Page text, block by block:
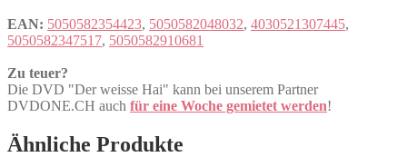
EAN: 5050582354423, 5050582048032, 4030521307445,
5050582347517, 5050582910681
Zu teuer?
Die DVD "Der weisse Hai" kann bei unserem Partner
DVDONE.CH auch für eine Woche gemietet werden!
Ähnliche Produkte